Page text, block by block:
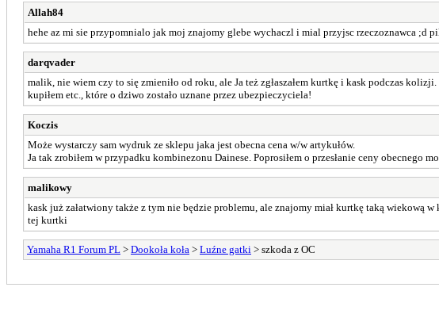
Allah84
hehe az mi sie przypomnialo jak moj znajomy glebe wychaczl i mial przyjsc rzeczoznawca ;d
darqvader
malik, nie wiem czy to się zmieniło od roku, ale Ja też zgłaszałem kurtkę i kask podczas
kupiłem etc., które o dziwo zostało uznane przez ubezpieczyciela!
Koczis
Może wystarczy sam wydruk ze sklepu jaka jest obecna cena w/w artykułów.
Ja tak zrobiłem w przypadku kombinezonu Dainese. Poprosiłem o przesłanie ceny obecnego
malikowy
kask już załatwiony także z tym nie będzie problemu, ale znajomy miał kurtkę taką wiekową
tej kurtki
Yamaha R1 Forum PL > Dookoła koła > Luźne gatki > szkoda z OC